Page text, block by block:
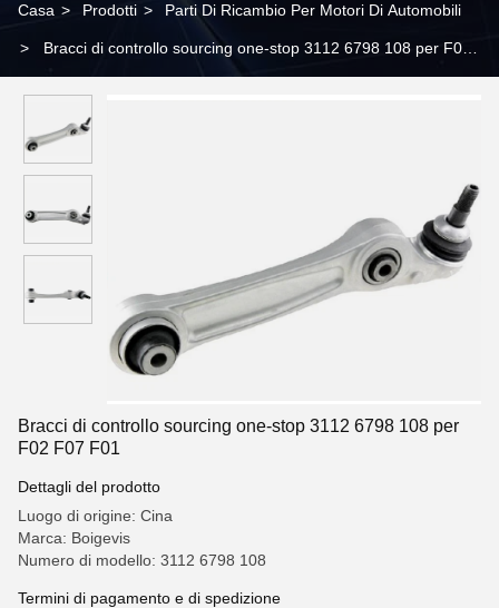
Casa > Prodotti > Parti Di Ricambio Per Motori Di Automobili
> Bracci di controllo sourcing one-stop 3112 6798 108 per F02
Bracci di controllo sourcing one-stop 3112 6798 108 per
F02 F07 F01
Dettagli del prodotto
Luogo di origine: Cina
Marca: Boigevis
Numero di modello: 3112 6798 108
Termini di pagamento e di spedizione